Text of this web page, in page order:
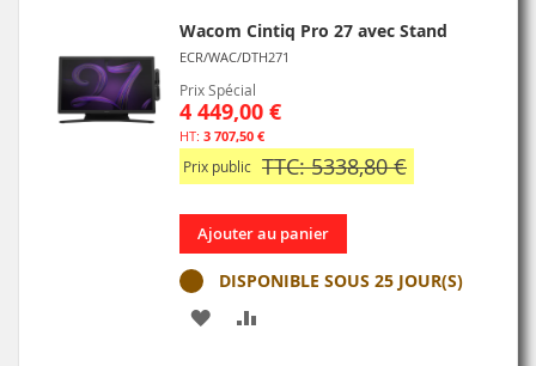
Wacom Cintiq Pro 27 avec Stand
ECR/WAC/DTH271
Prix Spécial
4 449,00 €
3 707,50 €
Prix public TTC: 5338,80 €
Ajouter au panier
DISPONIBLE SOUS 25 JOUR(S)
AJOUTER